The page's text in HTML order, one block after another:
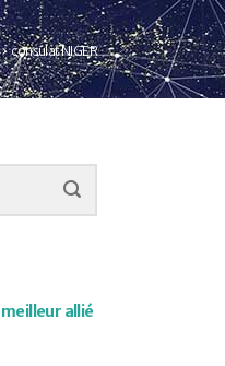
consulat NIGER
allié